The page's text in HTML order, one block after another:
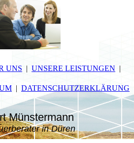
UNS UNSERE LEISTUNGEN
DATENSCHUTZERKLÄRUNG
Münstermann
in Düren